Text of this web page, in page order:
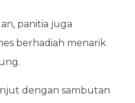
panitia juga
berhadiah menarik
dengan sambutan